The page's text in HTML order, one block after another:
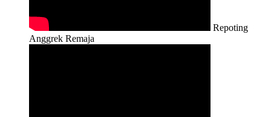
Repoting
Anggrek Remaja